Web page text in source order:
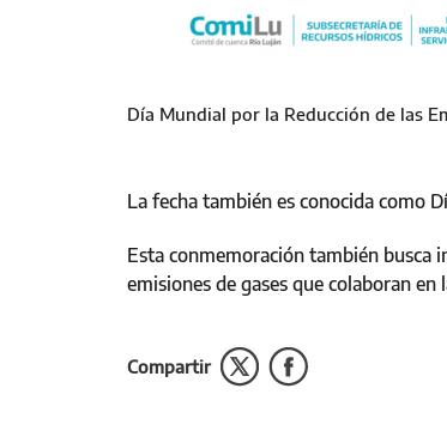
Día Mundial por la Reducción de las
La fecha también es conocida como
Esta conmemoración también busca
emisiones de gases que colaboran
Compartir